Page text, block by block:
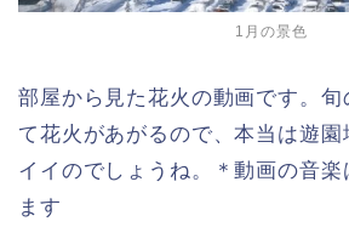
1月の景色
部屋から見た花火の動画です。
て花火があがるので、本当は遊園
イイのでしょうね。＊動画の音楽
ます